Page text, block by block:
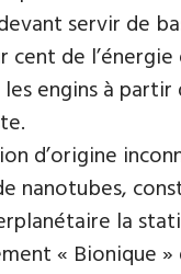
servir de
cent de
les engins à
d’origine
la
« Bionique